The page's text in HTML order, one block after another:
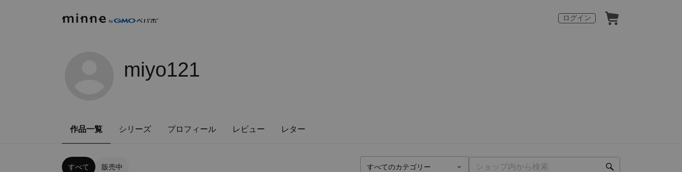
ログイン
miyo121
作品一覧 シリーズ プロフィール レビュー レター
すべて 販売中